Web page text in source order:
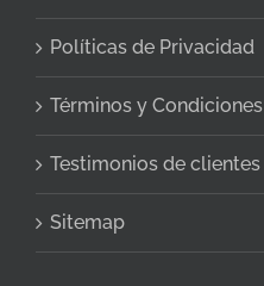
Políticas de Privacidad
Términos y Condiciones
Testimonios de clientes
Sitemap